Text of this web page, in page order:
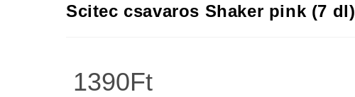
Scitec csavaros Shaker pink (7 dl)
1390Ft